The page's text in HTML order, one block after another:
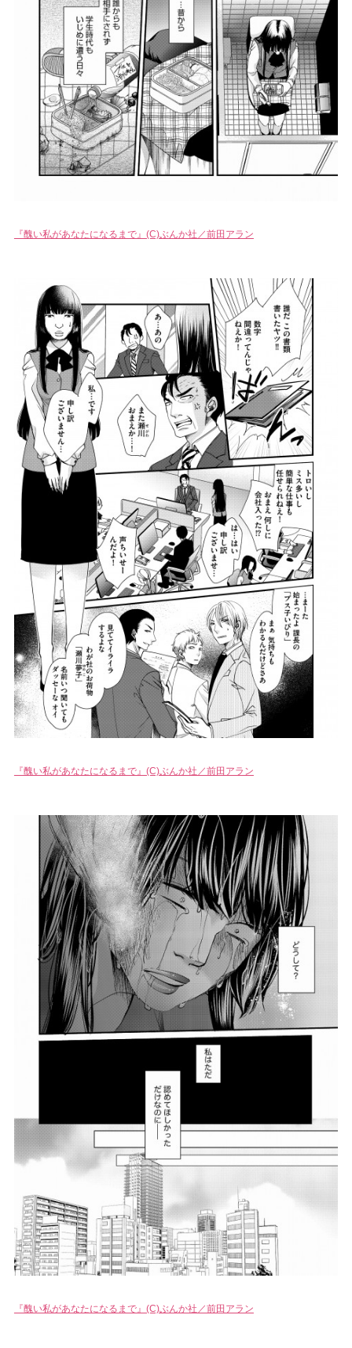
『醜い私があなたになるまで』(C)ぶんか社／前田アラン
『醜い私があなたになるまで』(C)ぶんか社／前田アラン
『醜い私があなたになるまで』(C)ぶんか社／前田アラン